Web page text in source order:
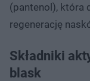
(pantenol), która
regenerację
Składniki
blask